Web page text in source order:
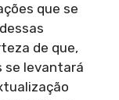
que se
de que,
se levantará